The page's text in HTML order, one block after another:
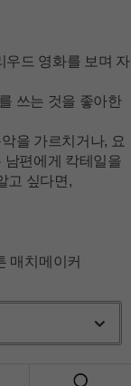
우드 영화를 보며 자
쓰는 것을 좋아한
을 가르치거나, 요
남편에게 칵테일을
고 싶다면,
매치메이커